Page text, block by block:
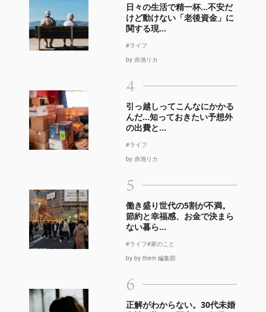
日々の生活で精一杯…不安だ
けど動けない「老後資金」に
関する現...
#ライフ
by 赤池リカ
4
引っ越しってこんなにかかる
んだ…知っておきたい予想外
の出費と...
#ライフ
by 赤池リカ
5
働き盛り世代の5割が不満。
節約と幸福感、お金で決まら
ない暮ら...
#ライフ#家のこと
by by them 編集部
6
正解がわからない。30代未婚